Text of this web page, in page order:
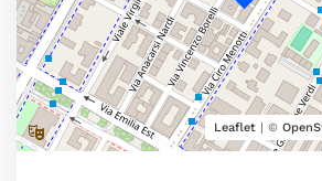
Leaflet | ©